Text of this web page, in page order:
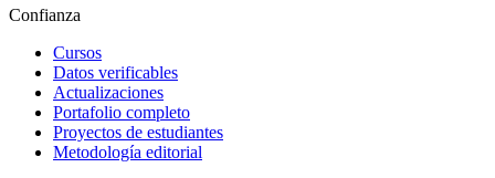
Confianza
Cursos
Datos verificables
Actualizaciones
Portafolio completo
Proyectos de estudiantes
Metodología editorial